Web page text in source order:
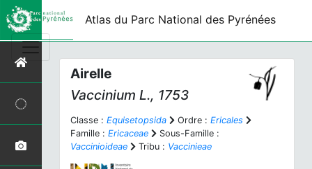
Atlas du Parc National des Pyrénées
Airelle
Vaccinium L., 1753
Classe : Equisetopsida Ordre : Ericales
Famille : Ericaceae
Sous-Famille :
Vaccinioideae
Tribu : Vaccinieae